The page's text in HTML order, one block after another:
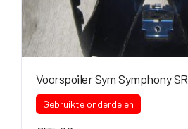
Voorspoiler Sym Symphony SR
Gebruikte onderdelen